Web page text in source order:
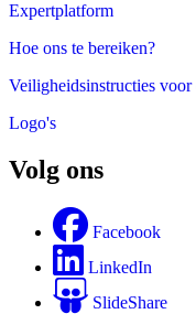
Expertplatform
Hoe ons te bereiken?
Veiligheidsinstructies voor
Logo's
Volg ons
Facebook
LinkedIn
SlideShare